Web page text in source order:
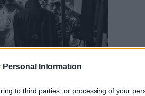
Personal Information
to third parties, or processing of your